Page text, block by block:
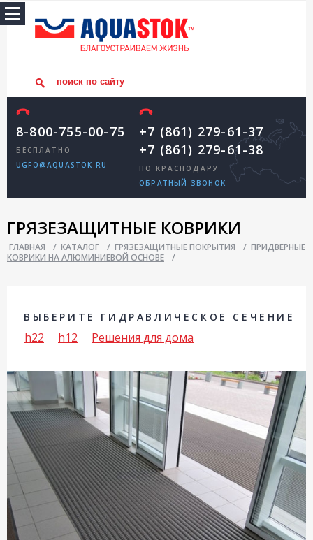
8-800-755-00-75
БЕСПЛАТНО
UGFO@AQUASTOK.RU
+7 (861) 279-61-37
+7 (861) 279-61-38
ПО КРАСНОДАРУ
ОБРАТНЫЙ ЗВОНОК
ГРЯЗЕЗАЩИТНЫЕ КОВРИКИ
ГЛАВНАЯ / КАТАЛОГ / ГРЯЗЕЗАЩИТНЫЕ ПОКРЫТИЯ / ПРИДВЕРНЫЕ
КОВРИКИ НА АЛЮМИНИЕВОЙ ОСНОВЕ
/
ВЫБЕРИТЕ ГИДРАВЛИЧЕСКОЕ СЕЧЕНИЕ
h22 h12 Решения для дома